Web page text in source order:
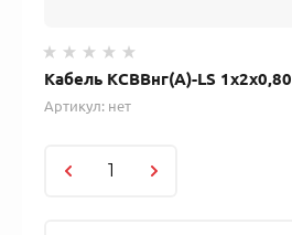
Кабель КСВВнг(А)-LS 1х2х0,80
Артикул: нет